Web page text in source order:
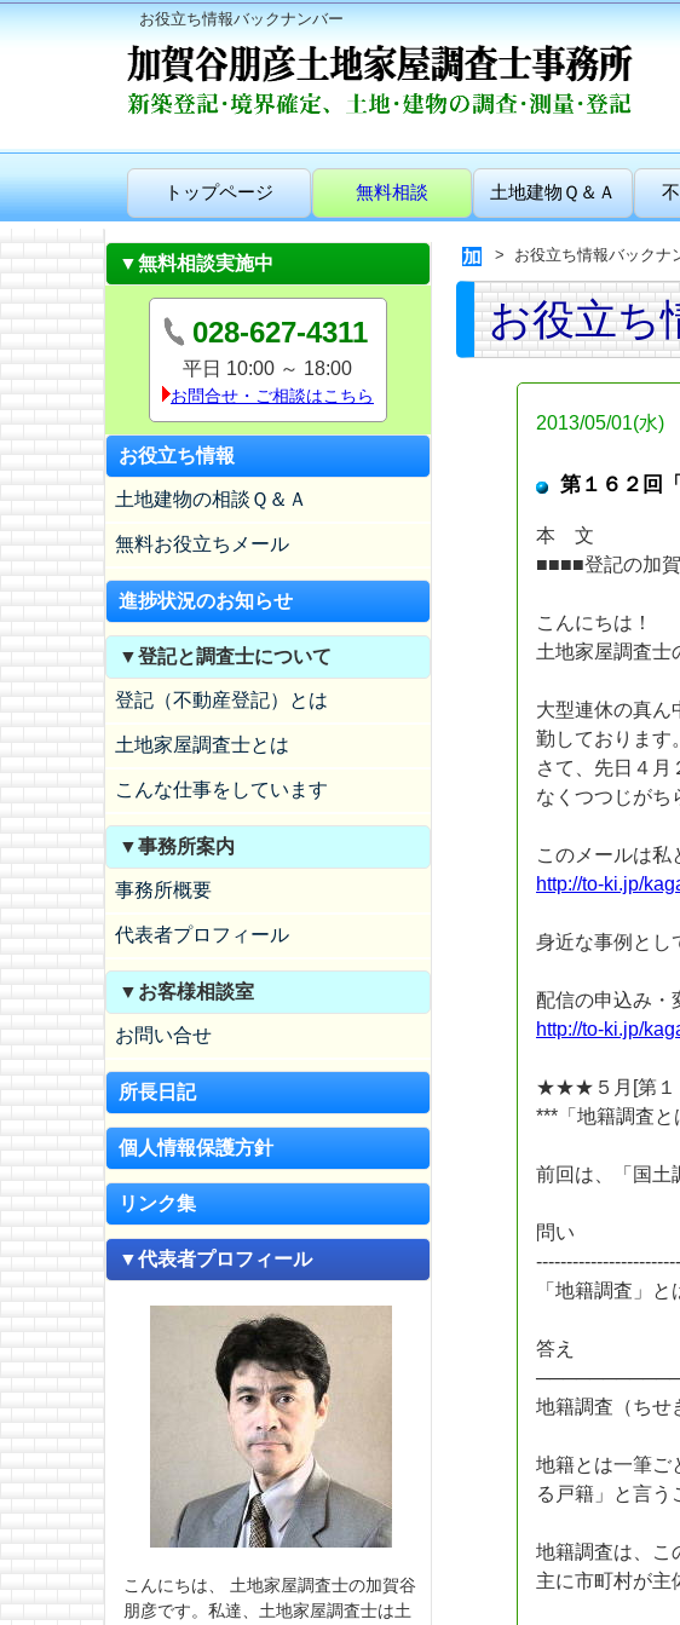
お役立ち情報バックナンバー
トップページ 無料相談 土地建物Ｑ＆Ａ
▼無料相談実施中
028-627-4311
平日 10:00 ～ 18:00
お問合せ・ご相談はこちら
お役立ち情報
土地建物の相談Ｑ＆Ａ
無料お役立ちメール
進捗状況のお知らせ
▼登記と調査士について
登記（不動産登記）とは
土地家屋調査士とは
こんな仕事をしています
▼事務所案内
事務所概要
代表者プロフィール
▼お客様相談室
お問い合せ
所長日記
個人情報保護方針
リンク集
▼代表者プロフィール
こんにちは、 土地家屋調査士の加賀谷
朋彦です。私達、土地家屋調査士は土
お役立ち情報バックナ
お役立ち
2013/05/01(水)
第１６２回
本 文
■■■■登記の加
こんにちは！
土地家屋調査士
大型連休の真ん
勤しております。
さて、先日４月
なくつつじがち
このメールは私
http://to-ki.jp/
身近な事例とし
配信の申込み・
http://to-ki.jp/
★★★５月[第１
***「地籍調査
前回は、「国土
問い
「地籍調査」
答え
地籍調査（ちせ
地籍とは一筆ご
る戸籍」と言う
地籍調査は、こ
主に市町村が主